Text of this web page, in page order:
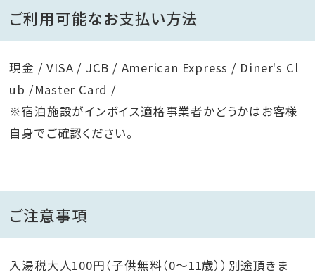
ご利用可能なお支払い方法
現金 / VISA / JCB / American Express / Diner's Cl
ub /Master Card /
※宿泊施設がインボイス適格事業者かどうかはお客様
自身でご確認ください。
ご注意事項
入湯税大人100円（子供無料（0～11歳））別途頂きま